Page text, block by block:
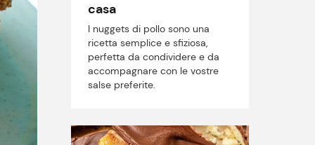
casa
I nuggets di pollo sono una
ricetta semplice e sfiziosa,
perfetta da condividere e da
accompagnare con le vostre
salse preferite.